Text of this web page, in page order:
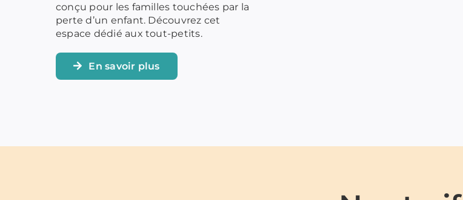
conçu pour les familles touchées par la
perte d’un enfant. Découvrez cet
espace dédié aux tout-petits.
En savoir plus